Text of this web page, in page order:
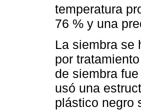
temperatura
76 % y una
La siembra se
por
de siembra
usó una
plástico negro